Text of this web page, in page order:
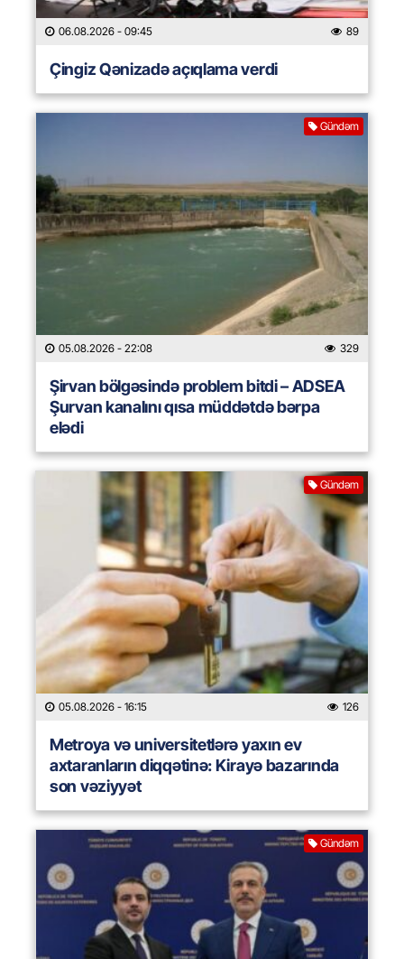
06.08.2026 - 09:45 89
Çingiz Qənizadə açıqlama verdi
Gündəm
05.08.2026 - 22:08 329
Şirvan bölgəsində problem bitdi – ADSEA
Şurvan kanalını qısa müddətdə bərpa
elədi
Gündəm
05.08.2026 - 16:15 126
Metroya və universitetlərə yaxın ev
axtaranların diqqətinə: Kirayə bazarında
son vəziyyət
Gündəm